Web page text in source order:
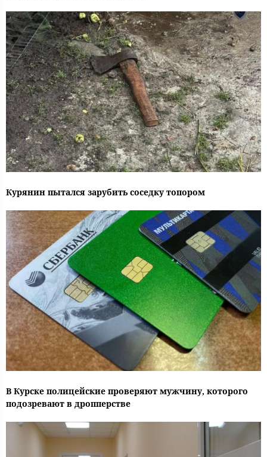
Курянин пытался зарубить соседку топором
В Курске полицейские проверяют мужчину, которого
подозревают в дропперстве